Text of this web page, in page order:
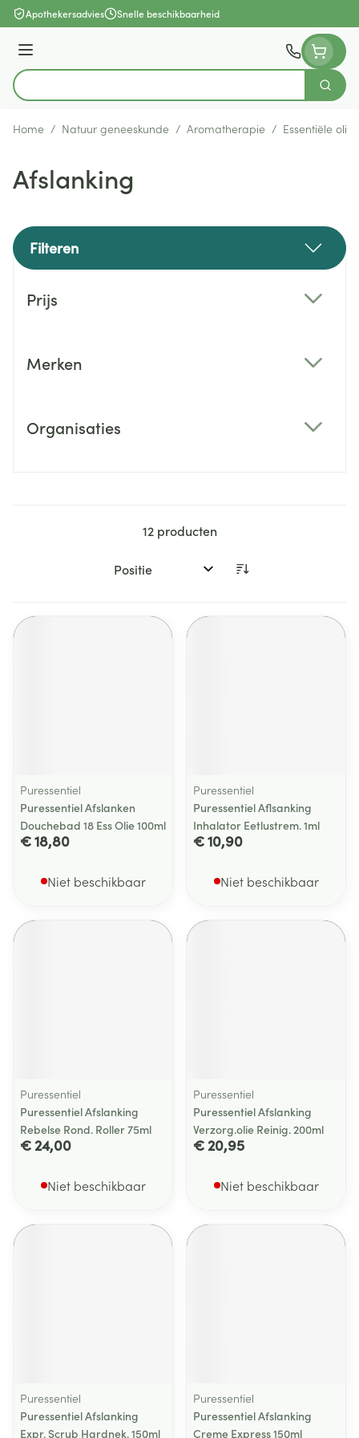
Ga naar de inhoud
Apothekersadvies Snelle beschikbaarheid
Menu
Product, merk, categorie...
Zoek
Home / Natuur geneeskunde / Aromatherapie / Essentiële oliën
Afslanking
Filteren
Prijs
Merken
Organisaties
12producten
Sorteer op:
Puressentiel
Puressentiel Afslanken
Douchebad 18 Ess Olie 100ml
€ 18,80
Niet beschikbaar
Puressentiel
Puressentiel Aflsanking
Inhalator Eetlustrem. 1ml
€ 10,90
Niet beschikbaar
Puressentiel
Puressentiel Afslanking
Rebelse Rond. Roller 75ml
€ 24,00
Niet beschikbaar
Puressentiel
Puressentiel Afslanking
Verzorg.olie Reinig. 200ml
€ 20,95
Niet beschikbaar
Puressentiel
Puressentiel Afslanking
Expr. Scrub Hardnek. 150ml
Puressentiel
Puressentiel Afslanking
Creme Express 150ml